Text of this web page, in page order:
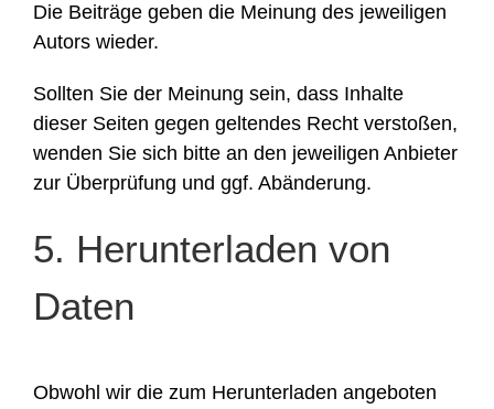
Die Beiträge geben die Meinung des jeweiligen
Autors wieder.
Sollten Sie der Meinung sein, dass Inhalte
dieser Seiten gegen geltendes Recht verstoßen,
wenden Sie sich bitte an den jeweiligen Anbieter
zur Überprüfung und ggf. Abänderung.
5. Herunterladen von
Daten
Obwohl wir die zum Herunterladen angeboten